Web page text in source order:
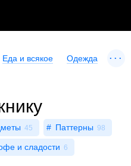
Еда и всякое Одежда ...
45 Паттерны 98
и сладости 6